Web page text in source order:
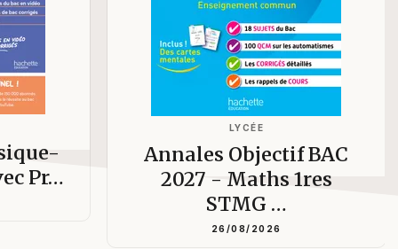
Pr…
LYCÉE
Annales Objectif BAC
2027 - Maths 1res
STMG …
26/08/2026